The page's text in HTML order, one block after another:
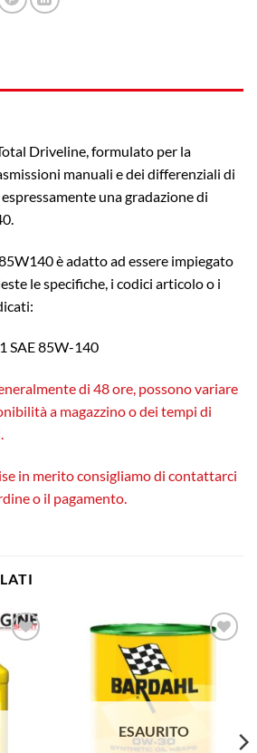
Driveline, formulato per la
manuali e dei differenziali di
una gradazione di
è adatto ad essere impiegato
le specifiche, i codici articolo o i
SAE 85W-140
di 48 ore, possono variare
a magazzino o dei tempi di
in merito consigliamo di contattarci
o il pagamento.
lista
dei
desideri
ESAURITO